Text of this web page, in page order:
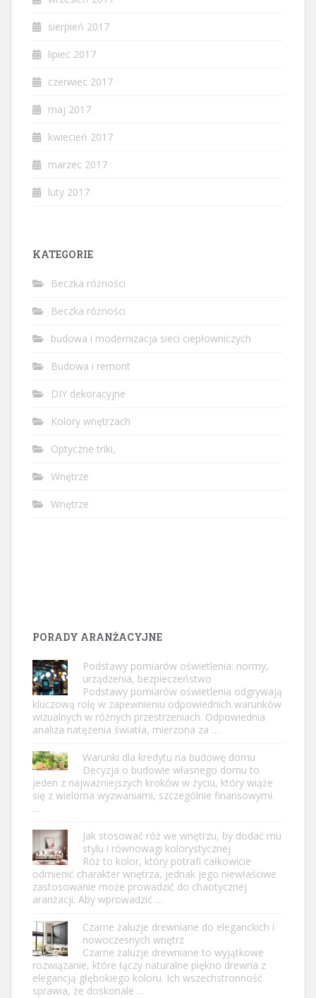
sierpień 2017
lipiec 2017
czerwiec 2017
maj 2017
kwiecień 2017
marzec 2017
luty 2017
KATEGORIE
Beczka różności
Beczka różności
budowa i modernizacja sieci ciepłowniczych
Budowa i remont
DIY dekoracyjne
Kolory wnętrzach
Optyczne triki,
Wnętrze
Wnętrze
PORADY ARANŻACYJNE
Podstawy pomiarów oświetlenia: normy,
urządzenia, bezpieczeństwo
Podstawy pomiarów oświetlenia odgrywają
kluczową rolę w zapewnieniu odpowiednich warunków
wizualnych w różnych przestrzeniach. Odpowiednia
analiza natężenia światła, mierzona za …
Warunki dla kredytu na budowę domu
Decyzja o budowie własnego domu to
jeden z najważniejszych kroków w życiu, który wiąże
się z wieloma wyzwaniami, szczególnie finansowymi.
…
Jak stosować róż we wnętrzu, by dodać mu
stylu i równowagi kolorystycznej
Róż to kolor, który potrafi całkowicie
odmienić charakter wnętrza, jednak jego niewłaściwe
zastosowanie może prowadzić do chaotycznej
aranżacji. Aby wprowadzić …
Czarne żaluzje drewniane do eleganckich i
nowoczesnych wnętrz
Czarne żaluzje drewniane to wyjątkowe
rozwiązanie, które łączy naturalne piękno drewna z
elegancją głębokiego koloru. Ich wszechstronność
sprawia, że doskonale …